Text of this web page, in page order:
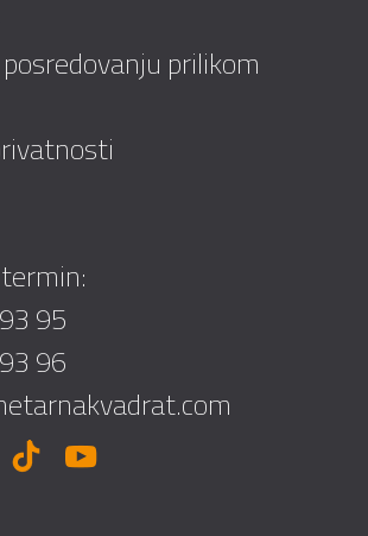
prilikom
95
96